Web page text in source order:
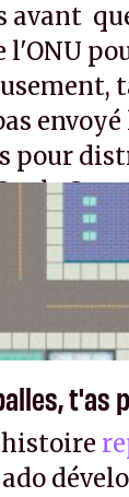
avant
l'ONU
pour
sur
t'as